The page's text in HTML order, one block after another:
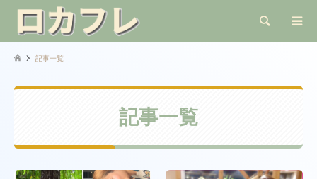
検索
記事一覧
記事一覧